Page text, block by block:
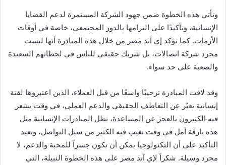
وتأتي هذه الخطوة ضمن جهود الشركة المستمرة لدعم القضايا
الإنسانية، وتأكيدًا على التزامها بالدور المجتمعي، خاصة في أوقات
الأزمات. كما تؤكد إي آند مصر من خلال هذه المبادرة أنها ليست
مجرد شركة اتصالات، بل شريك حقيقي للناس في لحظاتهم السعيدة
والصعبة على حد سواء.
وقد لاقت المبادرة ترحيبًا واسعًا من قبل العملاء، الذين اعتبروها لفتة
إنسانية تعبّر عن التعاطف الحقيقي والدعم العملي، في وقت يشعر
فيه الكثيرون بالعجز عن المساعدة، تظل المبادرات الإنسانية مثل
هذه بارقة أمل في وقت تغيب فيه الكثير من سبل التواصل، وتعيد
التأكيد على أن التكنولوجيا يمكن أن تكون جسراً للمحبة والدعم، لا
مجرد وسيلة. شكراً لإي آند مصر على هذه الخطوة النبيلة، التي